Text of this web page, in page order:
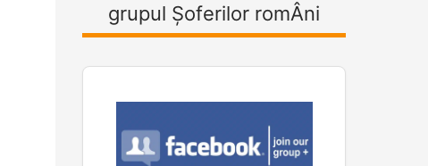
grupul Șoferilor romÂni